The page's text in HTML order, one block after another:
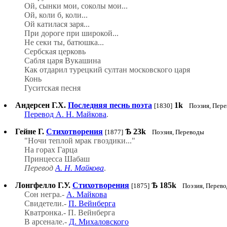
Ой, сынки мои, соколы мои...
Ой, коли б, коли...
Ой катилася заря...
При дороге при широкой...
Не секи ты, батюшка...
Сербская церковь
Сабля царя Вукашина
Как отдарил турецкий султан московского царя
Конь
Гуситская песня
Андерсен Г.Х. Последняя песнь поэта [1830] 1k Поэзия,
Перевод А. Н. Майкова.
Гейне Г. Стихотворения [1877] Ѣ 23k Поэзия, Переводы
"Ночи теплой мрак гвоздики..."
На горах Гарца
Принцесса Шабаш
Перевод А. Н. Майкова.
Лонгфелло Г.У. Стихотворения [1875] Ѣ 185k Поэзия,
Сон негра.- А. Майкова
Свидетели.- П. Вейнберга
Кватронка.- П. Вейнберга
В арсенале.- Д. Михаловского